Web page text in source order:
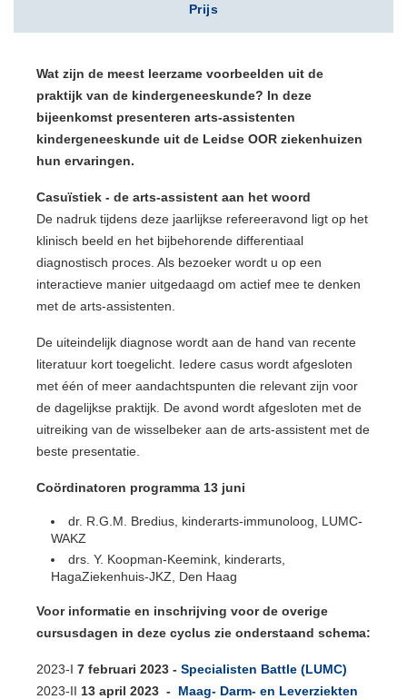
Prijs
Wat zijn de meest leerzame voorbeelden uit de
praktijk van de kindergeneeskunde? In deze
bijeenkomst presenteren arts-assistenten
kindergeneeskunde uit de Leidse OOR ziekenhuizen
hun ervaringen.
Casuïstiek - de arts-assistent aan het woord
De nadruk tijdens deze jaarlijkse refereeravond ligt op het
klinisch beeld en het bijbehorende differentiaal
diagnostisch proces. Als bezoeker wordt u op een
interactieve manier uitgedaagd om actief mee te denken
met de arts-assistenten.
De uiteindelijk diagnose wordt aan de hand van recente
literatuur kort toegelicht. Iedere casus wordt afgesloten
met één of meer aandachtspunten die relevant zijn voor
de dagelijkse praktijk. De avond wordt afgesloten met de
uitreiking van de wisselbeker aan de arts-assistent met de
beste presentatie.
Coördinatoren programma 13 juni
dr. R.G.M. Bredius, kinderarts-immunoloog, LUMC-
WAKZ
drs. Y. Koopman-Keemink, kinderarts,
HagaZiekenhuis-JKZ, Den Haag
Voor informatie en inschrijving voor de overige
cursusdagen in deze cyclus zie onderstaand schema:
2023-I 7 februari 2023 - Specialisten Battle (LUMC)
2023-II 13 april 2023 - Maag- Darm- en Leverziekten